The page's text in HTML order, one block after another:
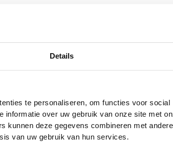
Details
te personaliseren, om functies voor
informatie over uw gebruik van onze site met
kunnen deze gegevens combineren met
van uw gebruik van hun services.
while loadingwww.abd.nl(see the